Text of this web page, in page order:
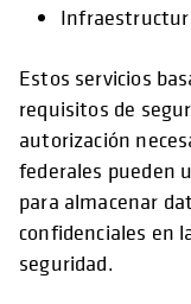
Estos servicios
requisitos de
autorización
federales pueden
para almacenar
confidenciales en
seguridad.